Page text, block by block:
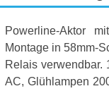
Powerline-Aktor
Montage in 58mm-
Relais
AC, Glühlampen